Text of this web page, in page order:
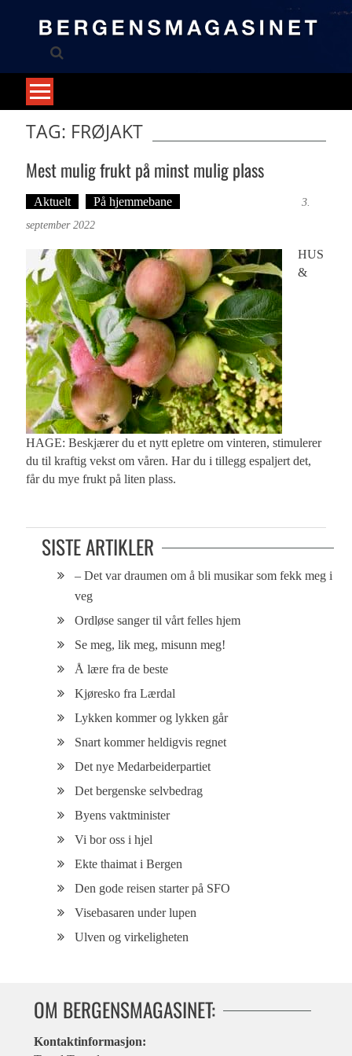
TAG: FRØJAKT
Mest mulig frukt på minst mulig plass
Aktuelt På hjemmebane
3.
september 2022
HUS
&
HAGE: Beskjærer du et nytt epletre om vinteren, stimulerer
du til kraftig vekst om våren. Har du i tillegg espaljert det,
får du mye frukt på liten plass.
SISTE ARTIKLER
– Det var draumen om å bli musikar som fekk meg i
veg
Ordløse sanger til vårt felles hjem
Se meg, lik meg, misunn meg!
Å lære fra de beste
Kjøresko fra Lærdal
Lykken kommer og lykken går
Snart kommer heldigvis regnet
Det nye Medarbeiderpartiet
Det bergenske selvbedrag
Byens vaktminister
Vi bor oss i hjel
Ekte thaimat i Bergen
Den gode reisen starter på SFO
Visebasaren under lupen
Ulven og virkeligheten
OM BERGENSMAGASINET:
Kontaktinformasjon: